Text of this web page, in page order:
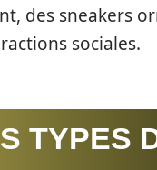
des sneakers
sociales.
TYPES